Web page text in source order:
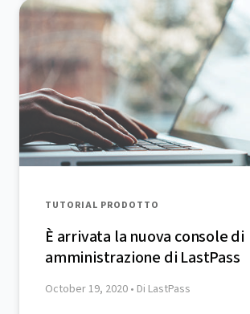
TUTORIAL PRODOTTO
È arrivata la nuova console di
amministrazione di LastPass
October 19, 2020 • Di LastPass